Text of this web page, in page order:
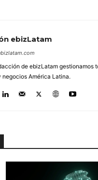
ebizLatam
de ebizLatam gestionamos
América Latina.